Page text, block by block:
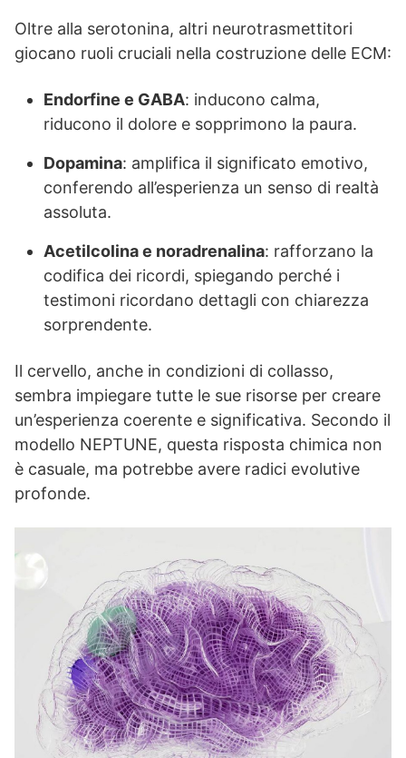
Oltre alla serotonina, altri neurotrasmettitori
giocano ruoli cruciali nella costruzione delle ECM:
Endorfine e GABA: inducono calma,
riducono il dolore e sopprimono la paura.
Dopamina: amplifica il significato emotivo,
conferendo all’esperienza un senso di realtà
assoluta.
Acetilcolina e noradrenalina: rafforzano la
codifica dei ricordi, spiegando perché i
testimoni ricordano dettagli con chiarezza
sorprendente.
Il cervello, anche in condizioni di collasso,
sembra impiegare tutte le sue risorse per creare
un’esperienza coerente e significativa. Secondo il
modello NEPTUNE, questa risposta chimica non
è casuale, ma potrebbe avere radici evolutive
profonde.